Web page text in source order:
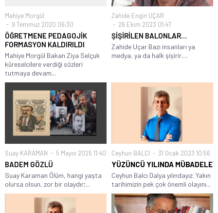
Mahiye Morgül
9 Temmuz 2020 06:30
ÖĞRETMENE PEDAGOJİK
FORMASYON KALDIRILDI
Mahiye Morgül Bakan Ziya Selçuk
küreselcilere verdiği sözleri
tutmaya devam...
Zahide Engin UÇAR
26 Ekim 2023 01:47
ŞİŞİRİLEN BALONLAR…
Zahide Uçar Bazı insanları ya
medya, ya da halk şişirir....
Suay KARAMAN 5 Mayıs 2025 11:40
BADEM GÖZLÜ
Suay Karaman Ölüm, hangi yaşta
olursa olsun, zor bir olaydır;...
Ceyhun BALCI 31 Ocak 2023 10:56
YÜZÜNCÜ YILINDA MÜBADELE
Ceyhun Balcı Dalya yılındayız. Yakın
tarihimizin pek çok önemli olayını...